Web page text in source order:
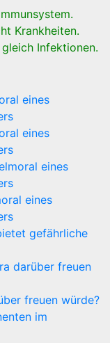
Krankheiten.
Infektionen.
eines
eines
eines
eines
gefährliche
darüber freuen
freuen würde?
im